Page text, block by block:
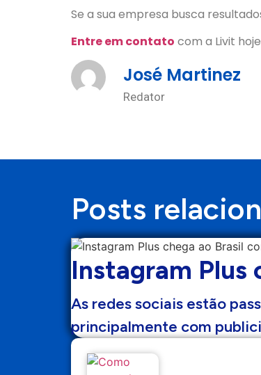
Se a sua empresa busca
Entre em contato com a Livit
José Martinez
Redator
Posts
Instagram Plus
As redes sociais estão
principalmente com